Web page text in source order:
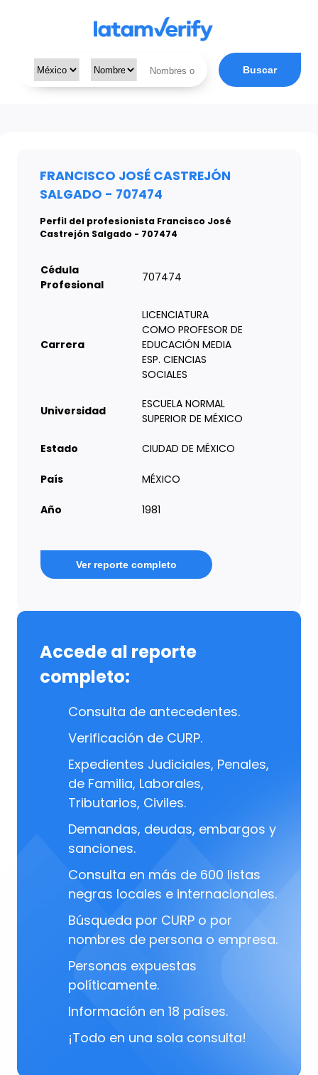
Buscar
FRANCISCO JOSÉ CASTREJÓN
SALGADO - 707474
Perfil del profesionista Francisco José
Castrejón Salgado - 707474
Cédula
Profesional
707474
Carrera
LICENCIATURA
COMO PROFESOR DE
EDUCACIÓN MEDIA
ESP. CIENCIAS
SOCIALES
Universidad
ESCUELA NORMAL
SUPERIOR DE MÉXICO
Estado CIUDAD DE MÉXICO
País MÉXICO
Año 1981
Ver reporte completo
Accede al reporte
completo:
Consulta de antecedentes.
Verificación de CURP.
Expedientes Judiciales, Penales,
de Familia, Laborales,
Tributarios, Civiles.
Demandas, deudas, embargos y
sanciones.
Consulta en más de 600 listas
negras locales e internacionales.
Búsqueda por CURP o por
nombres de persona o empresa.
Personas expuestas
políticamente.
Información en 18 países.
¡Todo en una sola consulta!